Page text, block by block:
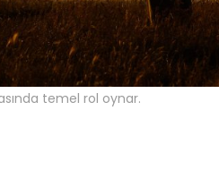
temel rol oynar.